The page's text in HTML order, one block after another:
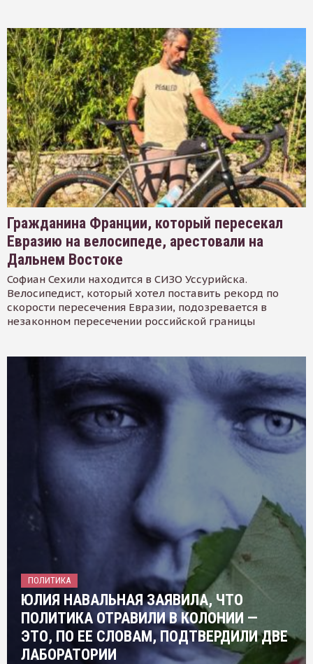
Гражданина Франции, который пересекал
Евразию на велосипеде, арестовали на
Дальнем Востоке
Софиан Сехили находится в СИЗО Уссурийска.
Велосипедист, который хотел поставить рекорд по
скорости пересечения Евразии, подозревается в
незаконном пересечении российской границы
ПОЛИТИКА
ЮЛИЯ НАВАЛЬНАЯ ЗАЯВИЛА, ЧТО
ПОЛИТИКА ОТРАВИЛИ В КОЛОНИИ —
ЭТО, ПО ЕЕ СЛОВАМ, ПОДТВЕРДИЛИ ДВЕ
ЛАБОРАТОРИИ